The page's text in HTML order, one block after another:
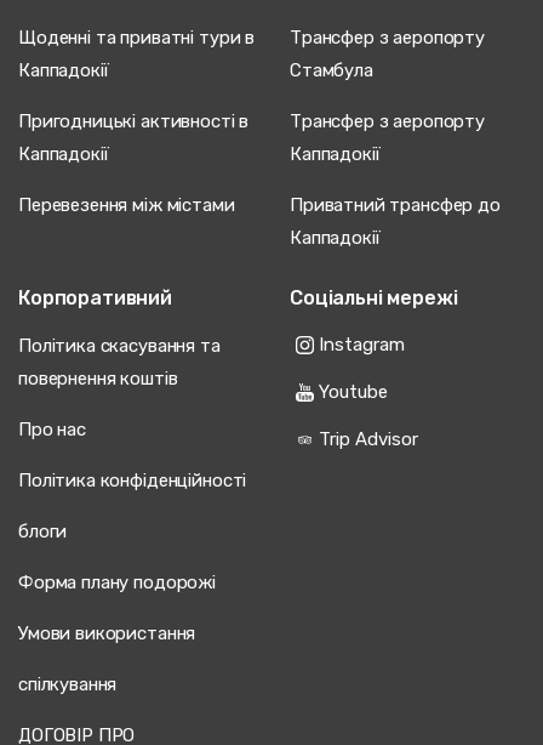
Щоденні та приватні тури в
Каппадокії
Трансфер з аеропорту
Стамбула
Пригодницькі активності в
Каппадокії
Трансфер з аеропорту
Каппадокії
Перевезення між містами
Приватний трансфер до
Каппадокії
Корпоративний
Політика скасування та
повернення коштів
Про нас
Політика конфіденційності
блоги
Форма плану подорожі
Умови використання
спілкування
ДОГОВІР ПРО
Соціальні мережі
Instagram
Youtube
Trip Advisor